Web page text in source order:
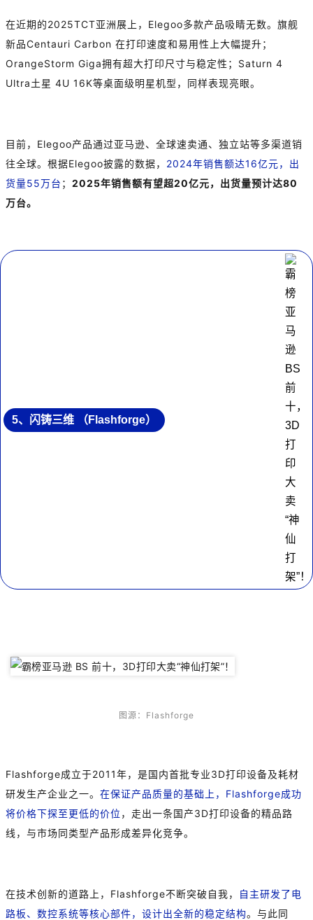
在近期的2025TCT亚洲展上，Elegoo多款产品吸睛无数。旗舰
新品Centauri Carbon 在打印速度和易用性上大幅提升；
OrangeStorm Giga拥有超大打印尺寸与稳定性；Saturn 4
Ultra土星 4U 16K等桌面级明星机型，同样表现亮眼。
目前，Elegoo产品通过亚马逊、全球速卖通、独立站等多渠道销
往全球。根据Elegoo披露的数据， 2024年销售额达16亿元，出
货量55万台 ； 2025年销售额有望超20亿元，出货量预计达80
万台。
5、闪铸三维 （Flashforge）
图源：Flashforge
Flashforge成立于2011年，是国内首批专业3D打印设备及耗材
研发生产企业之一。 在保证产品质量的基础上，Flashforge成功
将价格下探至更低的价位 ，走出一条国产3D打印设备的精品路
线，与市场同类型产品形成差异化竞争。
在技术创新的道路上，Flashforge不断突破自我，
自主研发了电
路板、数控系统等核心部件，设计出全新的稳定结构。与此同